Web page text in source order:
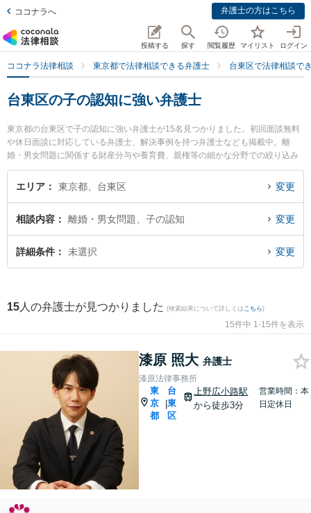
ココナラへ 弁護士の方はこちら
投稿する 探す 閲覧履歴 マイリスト ログイン
ココナラ法律相談 東京都で法律相談できる弁護士 台東区で法律相談で
台東区の子の認知に強い弁護士
東京都の台東区で子の認知に強い弁護士が15名見つかりました。初回面談無料
や休日面談に対応している弁護士、解決事例を持つ弁護士なども掲載中。離
婚・男女問題に関係する財産分与や養育費、親権等の細かな分野での絞り込み
検索もでき便利です。特に漆原法律事務所の漆原 照大弁護士やアイゼン法律事
務所の立山 大就弁護士、弁護士法人越野・髙本法律事務所の髙本 紗斗美弁護士
『子の認知のトラブル解決の実績豊富な近くの弁護士を検索したい』『初回相
談無料で子の認知を法律相談できる台東区内の弁護士に相談予約したい』など
でお困りの相談者さんにおすすめです。
エリア 東京都、台東区 変更
相談内容 離婚・男女問題、子の認知 変更
詳細条件 未選択 変更
15 人の弁護士が見つかりました (検索結果について詳しくは こちら)
15件中 1-15件を表示
漆原 照大 弁護士
漆原法律事務所
東
京
都
|
台
東
区
上野広小路駅
から徒歩3分
営業時間：本
日定休日